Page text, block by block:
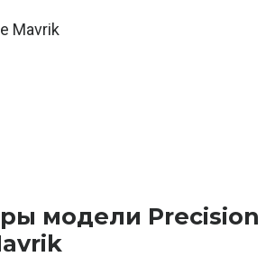
Mavrik
модели Precision